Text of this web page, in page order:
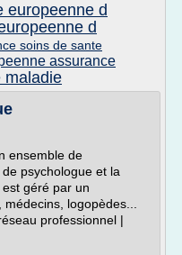
europeenne d
d
soins de sante
assurance
maladie
ensemble de
psychologue et la
géré par un
logopèdes...
professionnel |